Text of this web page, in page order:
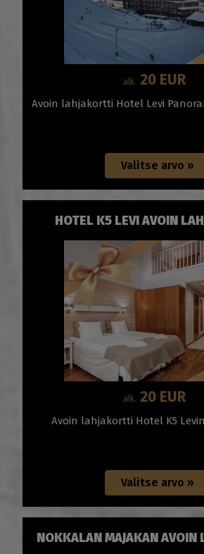
alk. 20 EUR
Avoin lahjakortti Hotel Levi
HOTEL K5 LEVI AVOIN
alk. 20 EUR
Avoin lahjakortti Hotel K5
NOKKALAN MAJAKAN AVOIN